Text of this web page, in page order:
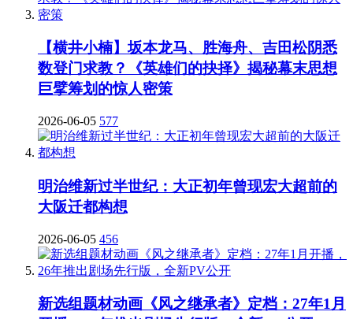
【横井小楠】坂本龙马、胜海舟、吉田松阴悉
数登门求教？《英雄们的抉择》揭秘幕末思想
巨擘筹划的惊人密策
2026-06-05 577
明治维新过半世纪：大正初年曾现宏大超前的
大阪迁都构想
2026-06-05 456
新选组题材动画《风之继承者》定档：27年1月